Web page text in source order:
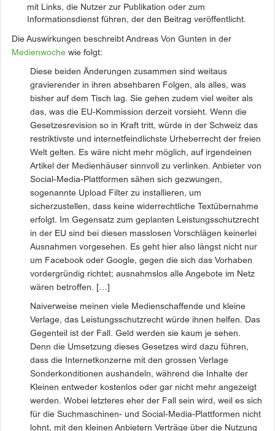
mit Links, die Nutzer zur Publikation oder zum
Informationsdienst führen, der den Beitrag veröffentlicht.
Die Auswirkungen beschreibt Andreas Von Gunten in der
Medienwoche wie folgt:
Diese beiden Änderungen zusammen sind weitaus
gravierender in ihren absehbaren Folgen, als alles, was
bisher auf dem Tisch lag. Sie gehen zudem viel weiter als
das, was die EU-Kommission derzeit vorsieht. Wenn die
Gesetzesrevision so in Kraft tritt, würde in der Schweiz das
restriktivste und internetfeindlichste Urheberrecht der freien
Welt gelten. Es wäre nicht mehr möglich, auf irgendeinen
Artikel der Medienhäuser sinnvoll zu verlinken. Anbieter von
Social-Media-Plattformen sähen sich gezwungen,
sogenannte Upload Filter zu installieren, um
sicherzustellen, dass keine widerrechtliche Textübernahme
erfolgt. Im Gegensatz zum geplanten Leistungsschutzrecht
in der EU sind bei diesen masslosen Vorschlägen keinerlei
Ausnahmen vorgesehen. Es geht hier also längst nicht nur
um Facebook oder Google, gegen die sich das Vorhaben
vordergründig richtet; ausnahmslos alle Angebote im Netz
wären betroffen. […]
Naiverweise meinen viele Medienschaffende und kleine
Verlage, das Leistungsschutzrecht würde ihnen helfen. Das
Gegenteil ist der Fall. Geld werden sie kaum je sehen.
Denn die Umsetzung dieses Gesetzes wird dazu führen,
dass die Internetkonzerne mit den grossen Verlage
Sonderkonditionen aushandeln, während die Inhalte der
Kleinen entweder kostenlos oder gar nicht mehr angezeigt
werden. Wobei letzteres eher der Fall sein wird, weil es sich
für die Suchmaschinen- und Social-Media-Plattformen nicht
lohnt, mit den kleinen Anbietern Verträge über die Nutzung